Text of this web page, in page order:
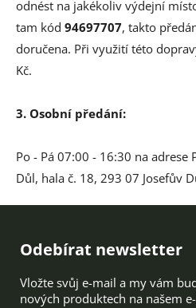
odnést na jakékoliv výdejní
tam kód 94697707, takto
doručena. Při využití této
Kč.
3. Osobní předání:
Po - Pá 07:00 - 16:30 na adrese
Důl, hala č. 18, 293 07 Josefův
Zápatí
Odebírat newsletter
Vložte svůj e-mail a my vám
nových produktech na našem